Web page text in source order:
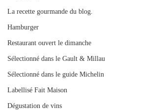
La recette gourmande du blog.
Hamburger
Restaurant ouvert le dimanche
Sélectionné dans le Gault & Millau
Sélectionné dans le guide Michelin
Labellisé Fait Maison
Dégustation de vins